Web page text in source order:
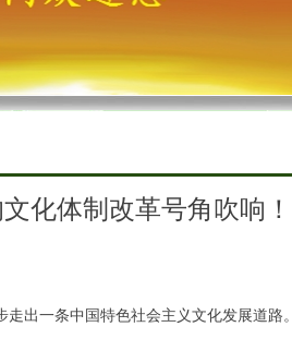
化体制改革号角吹响！
一条中国特色社会主义文化发展道路。